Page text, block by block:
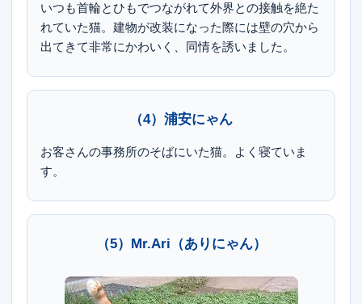
いつも首輪とひもでつながれて外界との接触を絶た
れていた猫。建物が改装になった際には壁の穴から
出てきて非常にかわいく、同情を誘いました。
（4）浦安にゃん
お客さんの事務所のそばにいた猫。よく寝ていま
す。
（5）Mr.Ari（ありにゃん）